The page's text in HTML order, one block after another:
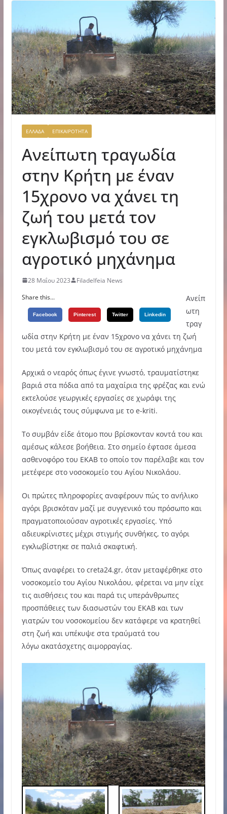
ΕΛΛΑΔΑ ΕΠΙΚΑΙΡΟΤΗΤΑ
Ανείπωτη τραγωδία
στην Κρήτη με έναν
15χρονο να χάνει τη
ζωή του μετά τον
εγκλωβισμό του σε
αγροτικό μηχάνημα
28 Μαΐου 2023
Filadelfeia News
Share this...
Facebook Pinterest Twitter Linkedin
Ανείπ
ωτη
τραγ
ωδία στην Κρήτη με έναν 15χρονο να χάνει τη ζωή
του μετά τον εγκλωβισμό του σε αγροτικό μηχάνημα
Αρχικά ο νεαρός όπως έγινε γνωστό, τραυματίστηκε
βαριά στα πόδια από τα μαχαίρια της φρέζας και ενώ
εκτελούσε γεωργικές εργασίες σε χωράφι της
οικογένειάς τους σύμφωνα με το e-kriti.
Το συμβάν είδε άτομο που βρίσκονταν κοντά του και
αμέσως κάλεσε βοήθεια. Στο σημείο έφτασε άμεσα
ασθενοφόρο του ΕΚΑΒ το οποίο τον παρέλαβε και τον
μετέφερε στο νοσοκομείο του Αγίου Νικολάου.
Οι πρώτες πληροφορίες αναφέρουν πώς το ανήλικο
αγόρι βρισκόταν μαζί με συγγενικό του πρόσωπο και
πραγματοποιούσαν αγροτικές εργασίες. Υπό
αδιευκρίνιστες μέχρι στιγμής συνθήκες, το αγόρι
εγκλωβίστηκε σε παλιά σκαφτική.
Όπως αναφέρει το creta24.gr, όταν μεταφέρθηκε στο
νοσοκομείο του Αγίου Νικολάου, φέρεται να μην είχε
τις αισθήσεις του και παρά τις υπεράνθρωπες
προσπάθειες των διασωστών του ΕΚΑΒ και των
γιατρών του νοσοκομείου δεν κατάφερε να κρατηθεί
στη ζωή και υπέκυψε στα τραύματά του
λόγω ακατάσχετης αιμορραγίας.